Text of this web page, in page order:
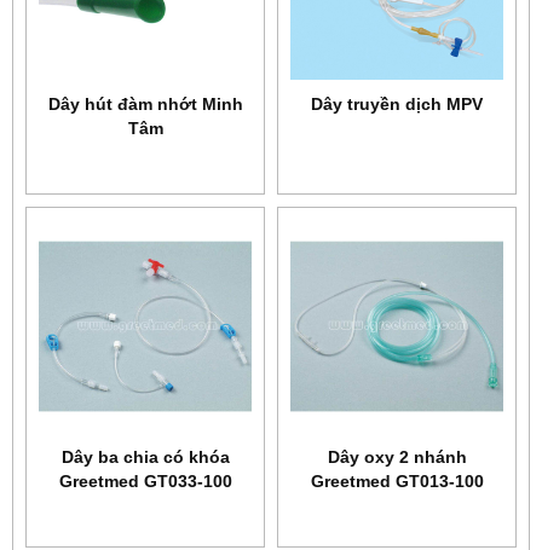
Dây hút đàm nhớt Minh
Tâm
Dây truyền dịch MPV
Dây ba chia có khóa
Greetmed GT033-100
Dây oxy 2 nhánh
Greetmed GT013-100